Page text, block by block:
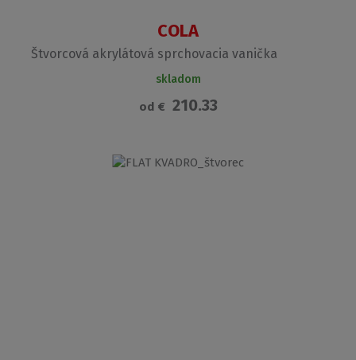
COLA
Štvorcová akrylátová sprchovacia vanička
skladom
od € 210.33